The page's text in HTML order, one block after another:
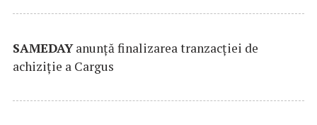
SAMEDAYanunță finalizarea tranzacției de
achiziție a Cargus